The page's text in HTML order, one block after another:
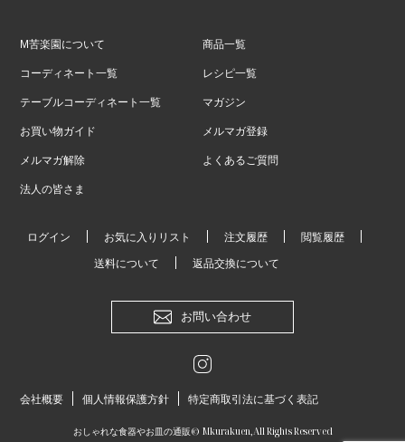
M苦楽園について 商品一覧
コーディネート一覧 レシピ一覧
テーブルコーディネート一覧 マガジン
お買い物ガイド メルマガ登録
メルマガ解除 よくあるご質問
法人の皆さま
ログイン お気に入りリスト 注文履歴 閲覧履歴
送料について 返品交換について
お問い合わせ
会社概要 個人情報保護方針 特定商取引法に基づく表記
おしゃれな食器やお皿の通販© Mkurakuen,All Rights Reserved